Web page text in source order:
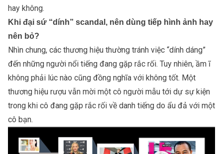
hay không.
Khi đại sứ “dính” scandal, nên dùng tiếp hình ảnh hay
nên bỏ?
Nhìn chung, các thương hiệu thường tránh việc “dính dáng”
đến những người nổi tiếng đang gặp rắc rối. Tuy nhiên, ầm ĩ
không phải lúc nào cũng đồng nghĩa với không tốt. Một
thương hiệu rượu vẫn mời một cô người mẫu tới dự sự kiện
trong khi cô đang gặp rắc rối về danh tiếng do ẩu đả với một
cô bạn.